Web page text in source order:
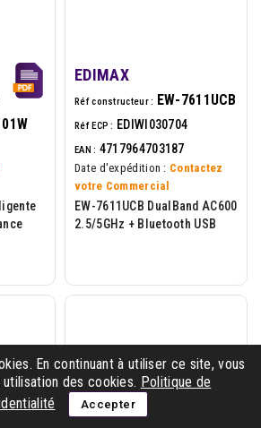
EDIMAX
Réf constructeur : EW-7611UCB
Réf ECP : EDIWI030704
EAN : 4717964703187
Date d'expédition : Contactez
votre Commercial
EW-7611UCB DualBand AC600
2.5/5GHz + Bluetooth USB
En continuant à utiliser ce site, vous
des cookies. Politique de
Accepter